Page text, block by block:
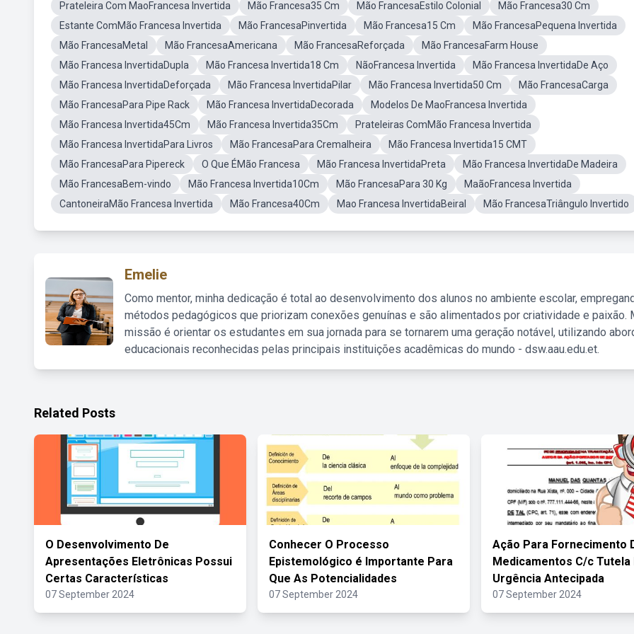
Prateleira Com MaoFrancesa Invertida
Mão Francesa35 Cm Mão FrancesaEstilo Colonial
Mão Francesa30 Cm
Estante ComMão Francesa Invertida
Mão FrancesaPinvertida Mão Francesa15 Cm
Mão FrancesaPequena Invertida
Mão FrancesaMetal
Mão FrancesaAmericana Mão FrancesaReforçada
Mão FrancesaFarm House
Mão Francesa InvertidaDupla
Mão Francesa Invertida18 Cm NãoFrancesa Invertida
Mão Francesa InvertidaDe Aço
Mão Francesa InvertidaDeforçada
Mão Francesa InvertidaPilar Mão Francesa Invertida50 Cm
Mão FrancesaCarga
Mão FrancesaPara Pipe Rack
Mão Francesa InvertidaDecorada
Modelos De MaoFrancesa Invertida
Mão Francesa Invertida45Cm
Mão Francesa Invertida35Cm
Prateleiras ComMão Francesa Invertida
Mão Francesa InvertidaPara Livros
Mão FrancesaPara Cremalheira
Mão Francesa Invertida15 CMT
Mão FrancesaPara Pipereck
O Que ÉMão Francesa Mão Francesa InvertidaPreta
Mão Francesa InvertidaDe Madeira
Mão FrancesaBem-vindo
Mão Francesa Invertida10Cm Mão FrancesaPara 30 Kg
MaãoFrancesa Invertida
CantoneiraMão Francesa Invertida
Mão Francesa40Cm Mao Francesa InvertidaBeiral Mão FrancesaTriângulo Invertido
Emelie
Como mentor, minha dedicação é total ao desenvolvimento dos alunos no ambiente escolar,
métodos pedagógicos que priorizam conexões genuínas e são alimentados por criatividade e paixão.
missão é orientar os estudantes em sua jornada para se tornarem uma geração notável, utilizando
educacionais reconhecidas pelas principais instituições acadêmicas do mundo - dsw.aau.edu.et.
Related Posts
O Desenvolvimento De
Apresentações Eletrônicas Possui
Certas Características
07 September 2024
Conhecer O Processo
Epistemológico é Importante Para
Que As Potencialidades
07 September 2024
Ação Para Fornecimento
Medicamentos C/c Tutela
Urgência Antecipada
07 September 2024